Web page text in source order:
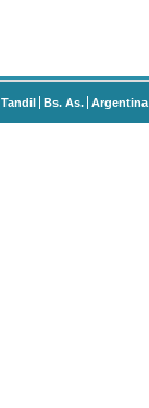
Tandil Bs. As. Argentina